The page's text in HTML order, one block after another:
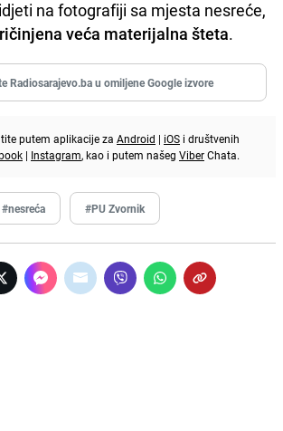
na fotografiji sa mjesta nesreće,
veća materijalna šteta.
Radiosarajevo.ba u omiljene Google izvore
putem aplikacije za Android | iOS i društvenih
| Instagram, kao i putem našeg ViberChata.
#nesreća #PU Zvornik